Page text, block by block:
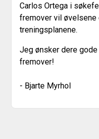
Carlos Ortega i
fremover vil
treningsplanene.
Jeg ønsker dere
fremover!
- Bjarte Myrhol